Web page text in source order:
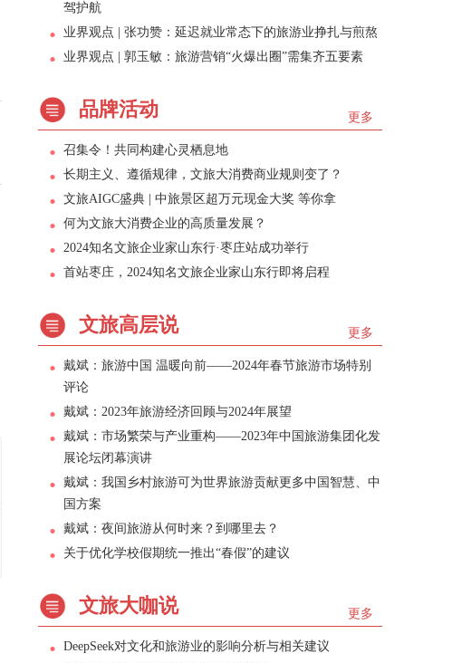
驾护航
业界观点 | 张功赞：延迟就业常态下的旅游业挣扎与煎熬
业界观点 | 郭玉敏：旅游营销“火爆出圈”需集齐五要素
更多
品牌活动
召集令！共同构建心灵栖息地
长期主义、遵循规律，文旅大消费商业规则变了？
文旅AIGC盛典 | 中旅景区超万元现金大奖 等你拿
何为文旅大消费企业的高质量发展？
2024知名文旅企业家山东行·枣庄站成功举行
首站枣庄，2024知名文旅企业家山东行即将启程
更多
文旅高层说
戴斌：旅游中国 温暖向前——2024年春节旅游市场特别
评论
戴斌：2023年旅游经济回顾与2024年展望
戴斌：市场繁荣与产业重构——2023年中国旅游集团化发
展论坛闭幕演讲
戴斌：我国乡村旅游可为世界旅游贡献更多中国智慧、中
国方案
戴斌：夜间旅游从何时来？到哪里去？
关于优化学校假期统一推出“春假”的建议
更多
文旅大咖说
DeepSeek对文化和旅游业的影响分析与相关建议